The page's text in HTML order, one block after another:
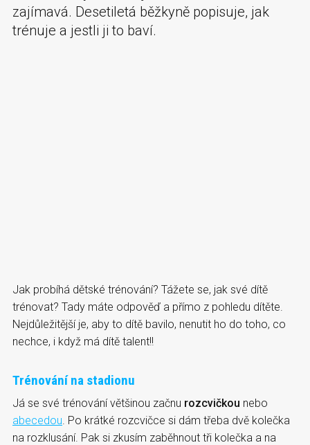
zajímavá. Desetiletá běžkyně popisuje, jak
trénuje a jestli ji to baví.
Jak probíhá dětské trénování? Tážete se, jak své dítě
trénovat? Tady máte odpověď a přímo z pohledu dítěte.
Nejdůležitější je, aby to dítě bavilo, nenutit ho do toho, co
nechce, i když má dítě talent!!
Trénování na stadionu
Já se své trénování většinou začnu rozcvičkou nebo
abecedou . Po krátké rozcvičce si dám třeba dvě kolečka
na rozklusání. Pak si zkusím zaběhnout tři kolečka a na